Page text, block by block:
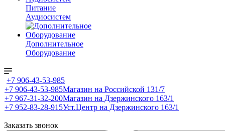
Питание
Аудиосистем
Дополнительное
Оборудование
+7 906-43-53-985
+7 906-43-53-985Магазин на Российской 131/7
+7 967-31-32-200Магазин на Дзержинского 163/1
+7 952-83-28-915Уст.Центр на Дзержинского 163/1
Заказать звонок